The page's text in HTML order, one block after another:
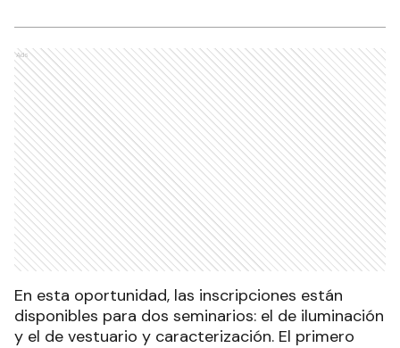
Ads
En esta oportunidad, las inscripciones están
disponibles para dos seminarios: el de iluminación
y el de vestuario y caracterización. El primero